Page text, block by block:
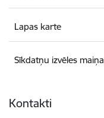
Lapas karte
Sīkdatņu izvēles maiņa
Kontakti